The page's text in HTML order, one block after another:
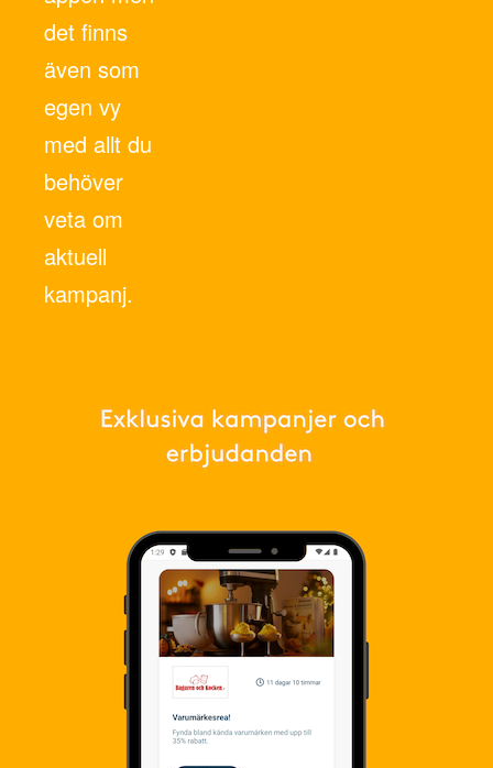
det finns
även som
egen vy
med allt du
behöver
veta om
aktuell
kampanj.